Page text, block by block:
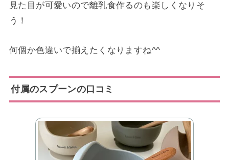
見た目が可愛いので離乳食作るのも楽しくなりそ
う！
何個か色違いで揃えたくなりますね^^
付属のスプーンの口コミ